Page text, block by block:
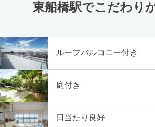
東船橋駅でこだわり
ルーフバルコニー付き
庭付き
日当たり良好